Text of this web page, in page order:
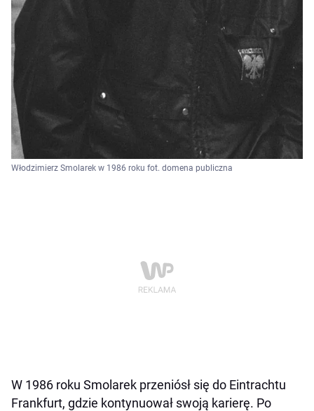
Włodzimierz Smolarek w 1986 roku fot. domena publiczna
W 1986 roku Smolarek przeniósł się do Eintrachtu
Frankfurt, gdzie kontynuował swoją karierę. Po